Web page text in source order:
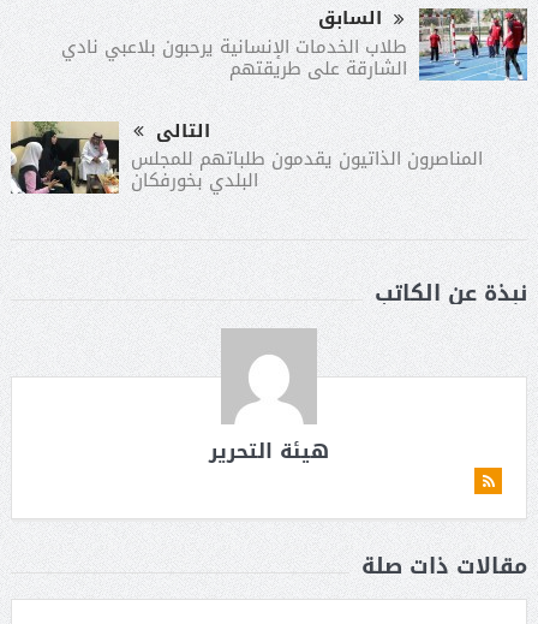
السابق
طلاب الخدمات الإنسانية يرحبون بلاعبي نادي
الشارقة على طريقتهم
التالى
المناصرون الذاتيون يقدمون طلباتهم للمجلس
البلدي بخورفكان
نبذة عن الكاتب
هيئة التحرير
مقالات ذات صلة